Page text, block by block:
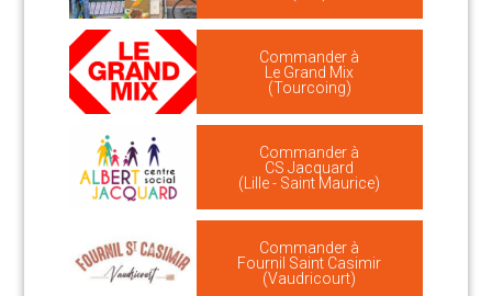
Commander à
Le Grand Mix
(Tourcoing)
Commander à
CS Jacquard
(Lille - Saint Maurice)
Commander à
Fournil Saint Casimir
(Vaudricourt)